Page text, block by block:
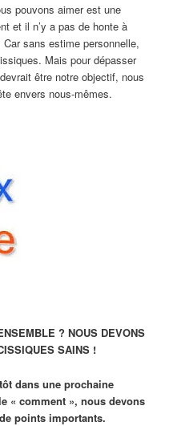
pouvons aimer est une
et il n’y a pas de honte à
sans estime personnelle,
Mais pour dépasser
être notre objectif, nous
envers nous-mêmes.
? NOUS DEVONS
SAINS !
dans une prochaine
« comment », nous devons
points importants.